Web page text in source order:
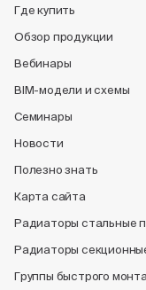
Где купить
Обзор продукции
Вебинары
BIM-модели и схемы
Семинары
Новости
Полезно знать
Карта сайта
Радиаторы стальные
Радиаторы
Группы быстрого